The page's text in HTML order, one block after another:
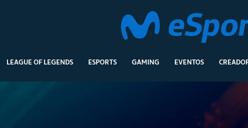
LEAGUE OF LEGENDS ESPORTS GAMING EVENTOS